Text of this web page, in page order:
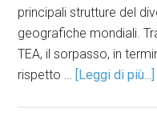
principali strutture del
geografiche mondiali.
TEA, il sorpasso, in
rispetto … [Leggi di più...]